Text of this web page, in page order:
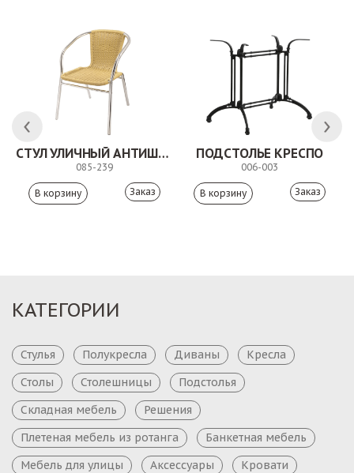
СТУЛ УЛИЧНЫЙ АНТИШОН
085-239
Заказ
ПОДСТОЛЬЕ КРЕСПО
006-003
Заказ
КАТЕГОРИИ
Стулья Полукресла Диваны
Кресла
Столы
Столешницы
Подстолья
Складная мебель
Решения
Плетеная мебель из ротанга
Банкетная мебель
Мебель для улицы
Аксессуары Кровати